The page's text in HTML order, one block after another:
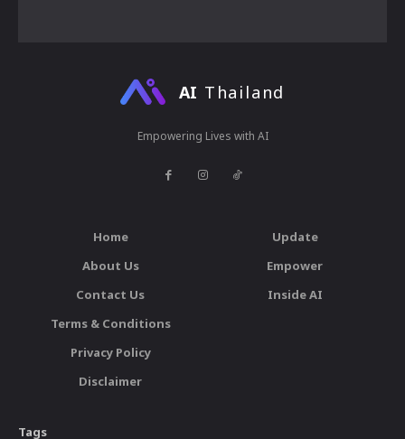
AI Thailand
Empowering Lives with AI
Home
About Us
Contact Us
Terms & Conditions
Privacy Policy
Disclaimer
Update
Empower
Inside AI
Tags